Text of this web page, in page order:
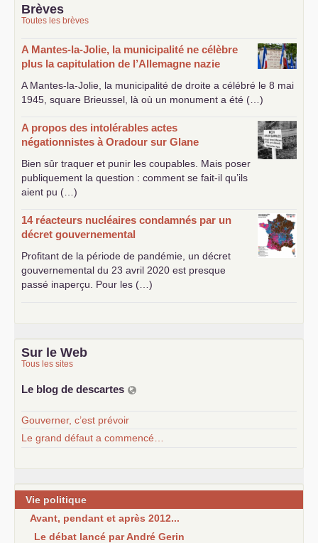
Brèves
Toutes les brèves
A Mantes-la-Jolie, la municipalité ne célèbre
plus la capitulation de l’Allemagne nazie
A Mantes-la-Jolie, la municipalité de droite a célébré le 8 mai
1945, square Brieussel, là où un monument a été (…)
A propos des intolérables actes
négationnistes à Oradour sur Glane
Bien sûr traquer et punir les coupables. Mais poser
publiquement la question : comment se fait-il qu’ils
aient pu (…)
14 réacteurs nucléaires condamnés par un
décret gouvernemental
Profitant de la période de pandémie, un décret
gouvernemental du 23 avril 2020 est presque
passé inaperçu. Pour les (…)
Sur le Web
Tous les sites
Le blog de descartes
Gouverner, c’est prévoir
Le grand défaut a commencé…
Vie politique
Avant, pendant et après 2012...
Le débat lancé par André Gerin